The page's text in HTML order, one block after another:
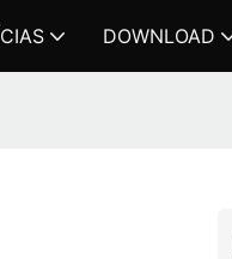
DOWNLOAD